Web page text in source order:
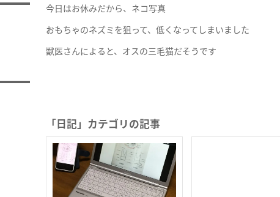
今日はお休みだから、ネコ写真
おもちゃのネズミを狙って、低くなってしまいました
獣医さんによると、オスの三毛猫だそうです
「日記」カテゴリの記事